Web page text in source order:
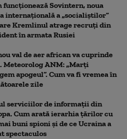
funcționează Sovintern, noua
internațională a „socialiștilor”
Kremlinul atrage recruți din
în armata Rusiei
val de aer african va cuprinde
Meteorolog ANM: „Marți
apogeul”. Cum va fi vremea în
zile
serviciilor de informații din
Cum arată ierarhia țărilor cu
buni spioni și de ce Ucraina a
spectaculos